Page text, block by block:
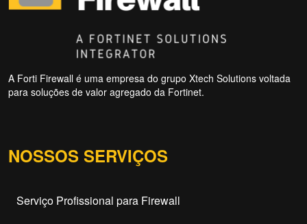
A Forti Firewall é uma empresa do grupo Xtech Solutions voltada
para soluções de valor agregado da Fortinet.
NOSSOS SERVIÇOS
Serviço Profissional para Firewall